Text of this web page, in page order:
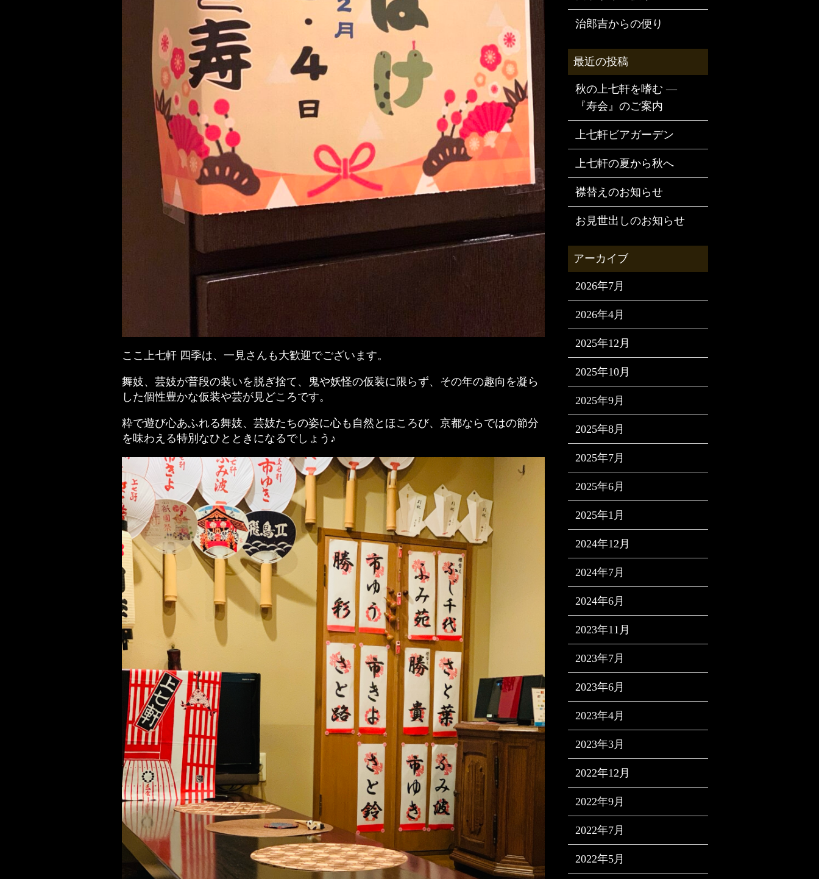
ここ上七軒 四季は、一見さんも大歓迎でございます。
舞妓、芸妓が普段の装いを脱ぎ捨て、鬼や妖怪の仮装に限らず、その年の趣向を凝ら
した個性豊かな仮装や芸が見どころです。
粋で遊び心あふれる舞妓、芸妓たちの姿に心も自然とほころび、京都ならではの節分
を味わえる特別なひとときになるでしょう♪
治郎吉からの便り
秋の上七軒を嗜む —
『寿会』のご案内
上七軒ビアガーデン
上七軒の夏から秋へ
襟替えのお知らせ
お見世出しのお知らせ
2026年7月
2026年4月
2025年12月
2025年10月
2025年9月
2025年8月
2025年7月
2025年6月
2025年1月
2024年12月
2024年7月
2024年6月
2023年11月
2023年7月
2023年6月
2023年4月
2023年3月
2022年12月
2022年9月
2022年7月
2022年5月